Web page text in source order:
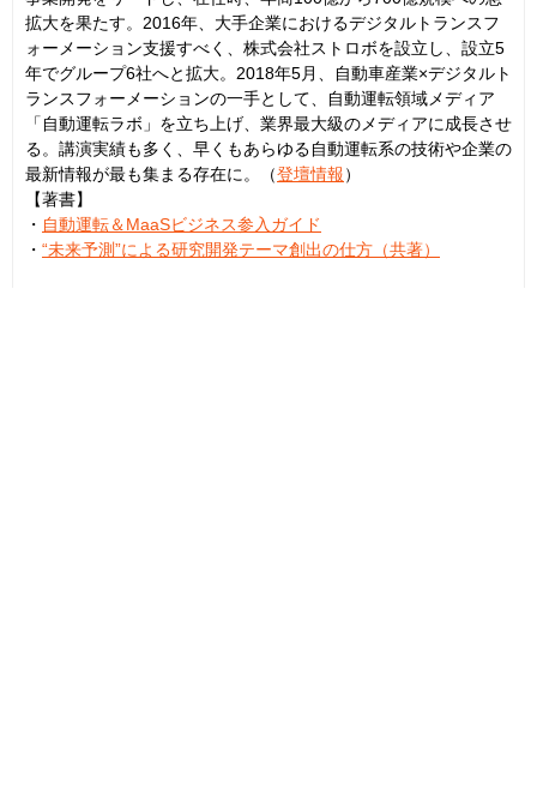
拡大を果たす。2016年、大手企業におけるデジタルトランスフ
ォーメーション支援すべく、株式会社ストロボを設立し、設立5
年でグループ6社へと拡大。2018年5月、自動車産業×デジタルト
ランスフォーメーションの一手として、自動運転領域メディア
「自動運転ラボ」を立ち上げ、業界最大級のメディアに成長させ
る。講演実績も多く、早くもあらゆる自動運転系の技術や企業の
最新情報が最も集まる存在に。（登壇情報）
【著書】
・ 自動運転＆MaaSビジネス参入ガイド
・ “未来予測”による研究開発テーマ創出の仕方（共著）